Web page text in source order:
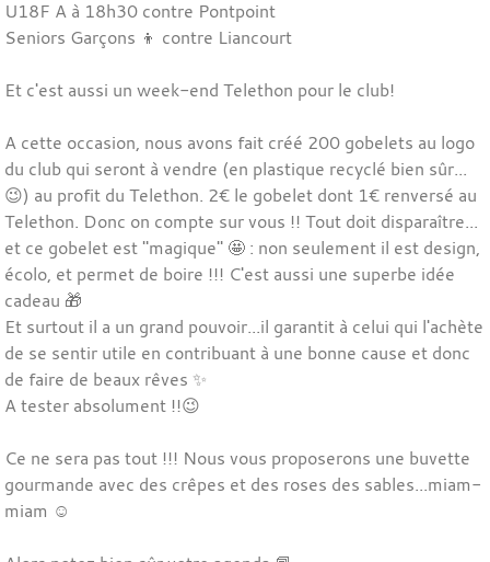
U18F A à 18h30 contre Pontpoint
Seniors Garçons 👦 contre Liancourt
Et c'est aussi un week-end Telethon pour le club!
A cette occasion, nous avons fait créé 200 gobelets au logo
du club qui seront à vendre (en plastique recyclé bien sûr...
😉) au profit du Telethon. 2€ le gobelet dont 1€ renversé au
Telethon. Donc on compte sur vous !! Tout doit disparaître...
et ce gobelet est "magique" 🤩 : non seulement il est design,
écolo, et permet de boire !!! C'est aussi une superbe idée
cadeau 🎁
Et surtout il a un grand pouvoir...il garantit à celui qui l'achète
de se sentir utile en contribuant à une bonne cause et donc
de faire de beaux rêves ✨️
A tester absolument !!😉
Ce ne sera pas tout !!! Nous vous proposerons une buvette
gourmande avec des crêpes et des roses des sables...miam-
miam ☺️